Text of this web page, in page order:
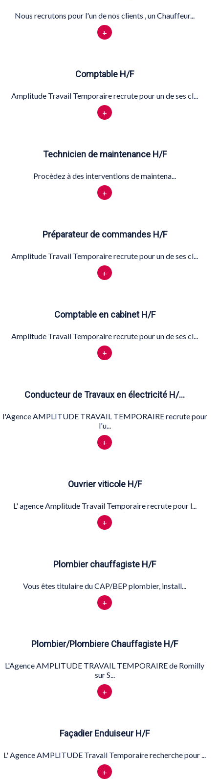
Nous recrutons pour l'un de nos clients , un Chauffeur...
+
Comptable H/F
Amplitude Travail Temporaire recrute pour un de ses cl...
+
Technicien de maintenance H/F
Procèdez à des interventions de maintena...
+
Préparateur de commandes H/F
Amplitude Travail Temporaire recrute pour un de ses cl...
+
Comptable en cabinet H/F
Amplitude Travail Temporaire recrute pour un de ses cl...
+
Conducteur de Travaux en électricité H/…
l'Agence AMPLITUDE TRAVAIL TEMPORAIRE recrute pour
l'u...
+
Ouvrier viticole H/F
L' agence Amplitude Travail Temporaire recrute pour l...
+
Plombier chauffagiste H/F
Vous êtes titulaire du CAP/BEP plombier, install...
+
Plombier/Plombiere Chauffagiste H/F
L'Agence AMPLITUDE TRAVAIL TEMPORAIRE de Romilly
sur S...
+
Façadier Enduiseur H/F
L' Agence AMPLITUDE Travail Temporaire recherche pour ...
+